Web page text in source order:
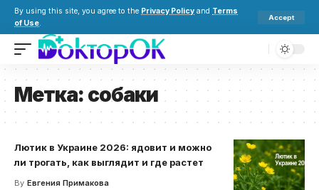
By using this site, you agree to the Privacy Policy and Terms
of Use.
Accept
Метка: собаки
Лютик в Украине 2026: ядовит и можно
ли трогать, как выглядит и где растет
By Евгения Примакова